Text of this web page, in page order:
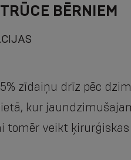
BĒRNIEM
zīdaiņu drīz pēc
kur
tomēr veikt